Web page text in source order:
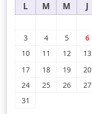
L M M J
3
4 5 6
10
11 12 13
17
18 19 20
24
25 26 27
31